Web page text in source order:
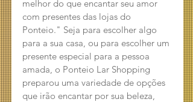
melhor do que encantar seu amor
com presentes das lojas do
Ponteio." Seja para escolher algo
para a sua casa, ou para escolher um
presente especial para a pessoa
amada, o Ponteio Lar Shopping
preparou uma variedade de opções
que irão encantar por sua beleza,